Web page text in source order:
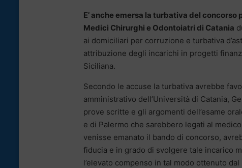
E’ anche emersa la turbativa del
Medici Chirurghi e Odontoiatri di Catania
ai domiciliari per corruzione e turbativa
attribuzione degli incarichi in progetti
Siciliana.
Secondo le accuse la turbativa avrebbe
amministrativo dell’Università di Catania,
prove scritte e gli argomenti dell’esame
e di Palermo che sarebbero legati al
venisse emanato il bando di concorso,
fiducia e in grado di svolgere tale incarico
l’elevato compenso in tal modo ottenuto